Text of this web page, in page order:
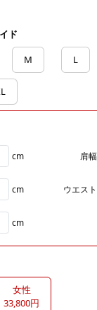
ド
M L
cm 肩
cm ウエス
cm
女性
33,800円